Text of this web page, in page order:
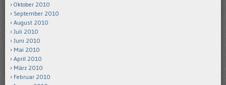
Oktober 2010
September 2010
August 2010
Juli 2010
Juni 2010
Mai 2010
April 2010
März 2010
Februar 2010